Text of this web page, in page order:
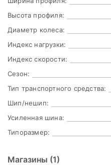
Высота профиля:
Диаметр колеса:
Индекс нагрузки:
Индекс скорости:
Сезон:
Тип транспортного средства:
Шип/нешип:
Усиленная шина:
Типоразмер:
Магазины (1)